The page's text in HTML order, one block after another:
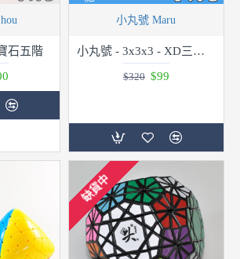
石五階
小丸號 Maru
小丸號 - 3x3x3 - XD三階 - 橘
$99
$320
缺貨中